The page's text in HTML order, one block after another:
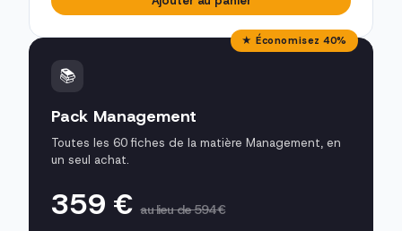
★ Économisez 40%
📚
Pack Management
Toutes les 60 fiches de la matière Management, en
un seul achat.
359 €au lieu de 594 €